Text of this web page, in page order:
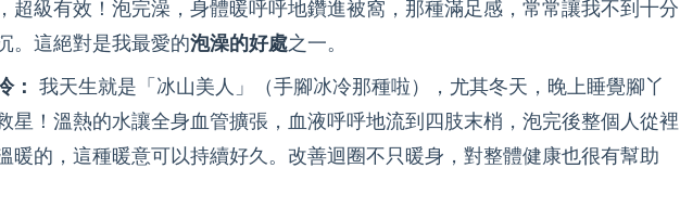
超級有效！泡完澡，身體暖呼呼地鑽進被窩，那種滿足感，常常讓我不到十分
。這絕對是我最愛的泡澡的好處之一。
： 我天生就是「冰山美人」（手腳冰冷那種啦），尤其冬天，晚上睡覺腳丫
星！溫熱的水讓全身血管擴張，血液呼呼地流到四肢末梢，泡完後整個人從裡
暖的，這種暖意可以持續好久。改善迴圈不只暖身，對整體健康也很有幫助